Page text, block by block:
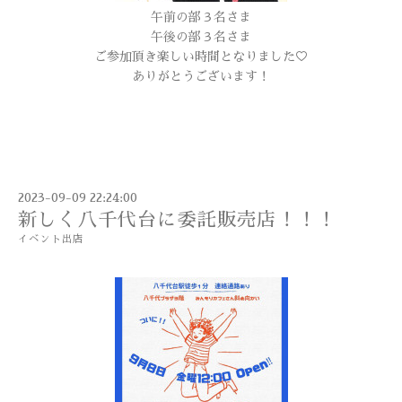
午前の部３名さま
午後の部３名さま
ご参加頂き楽しい時間となりました♡
ありがとうございます！
2023-09-09 22:24:00
新しく八千代台に委託販売店！！！
イベント出店